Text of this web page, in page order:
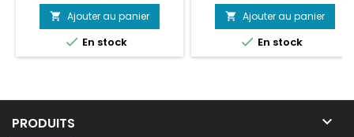
de
base
 Ajouter au panier
 En stock
de
base
 Ajouter au panier
 En stock
PRODUITS 